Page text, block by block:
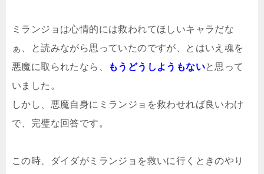
ミランジョは心情的には救われてほしいキャラだな
ぁ、と読みながら思っていたのですが、とはいえ魂を
悪魔に取られたなら、
もうどうしようもないと思って
いました。
しかし、悪魔自身にミランジョを救わせれば良いわけ
で、完璧な回答です。
この時、ダイダがミランジョを救いに行くときのやり